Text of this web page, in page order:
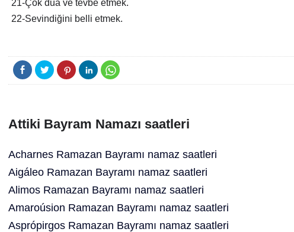
21-Çok dua ve tevbe etmek.
22-Sevindiğini belli etmek.
Attiki Bayram Namazı saatleri
Acharnes Ramazan Bayramı namaz saatleri
Aigáleo Ramazan Bayramı namaz saatleri
Alimos Ramazan Bayramı namaz saatleri
Amaroúsion Ramazan Bayramı namaz saatleri
Asprópirgos Ramazan Bayramı namaz saatleri